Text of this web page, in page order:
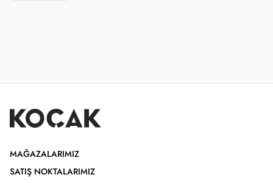
MAĞAZALARIMIZ
SATIŞ NOKTALARIMIZ